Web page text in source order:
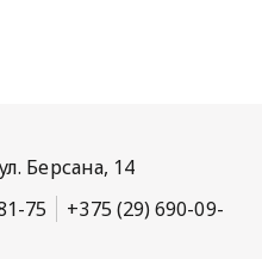
Берсана, 14
75
+375 (29) 690-09-